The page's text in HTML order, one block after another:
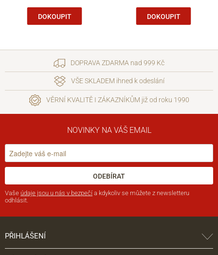
DOKOUPIT DOKOUPIT
DOPRAVA ZDARMA nad 999 Kč
VŠE SKLADEM ihned k odeslání
VĚRNÍ KVALITĚ I ZÁKAZNÍKŮM již od roku 1990
NOVINKY NA VÁŠ EMAIL
ODEBÍRAT
Vaše údaje jsou u nás v bezpečí a kdykoliv se můžete z newsletteru
odhlásit.
PŘIHLÁŠENÍ